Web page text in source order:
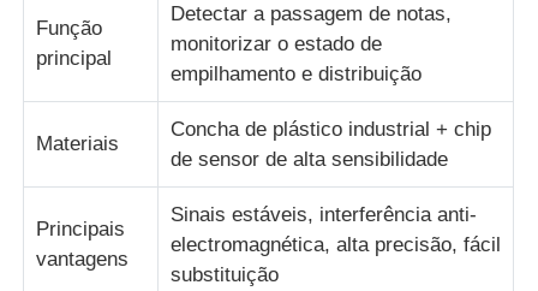
Fábrica
Controle de Qualidade
Fale Conosco
notícias
Função
principal
Detectar a passagem de notas,
monitorizar o estado de
empilhamento e distribuição
Materiais
Concha de plástico industrial + chip
de sensor de alta sensibilidade
Principais
vantagens
Sinais estáveis, interferência anti-
electromagnética, alta precisão, fácil
substituição